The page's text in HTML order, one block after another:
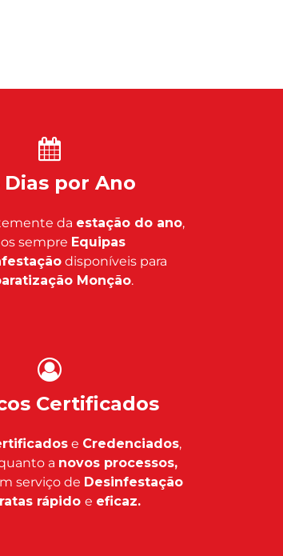
Dias por Ano
da estação do ano,
sempre Equipas
disponíveis para
Monção.
Certificados
e Credenciados,
a novos processos,
serviço de Desinfestação
rápido e eficaz.